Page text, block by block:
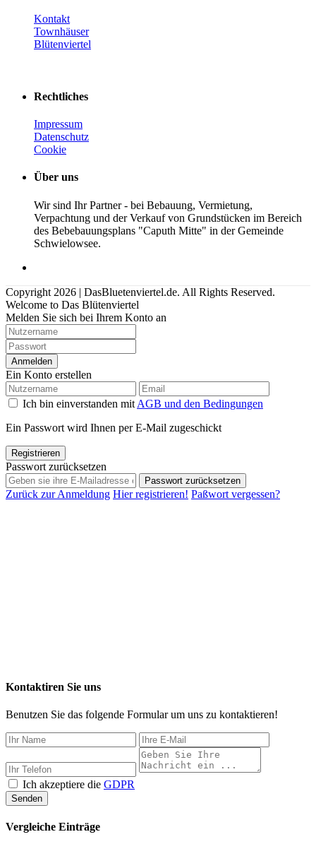
Kontakt
Townhäuser
Blütenviertel
Rechtliches
Impressum
Datenschutz
Cookie
Über uns
Wir sind Ihr Partner - bei Bebauung, Vermietung,
Verpachtung und der Verkauf von Grundstücken im Bereich
des Bebebauungsplans "Caputh Mitte" in der Gemeinde
Schwielowsee.
Copyright 2026 | DasBluetenviertel.de. All Rights Reserved.
Welcome to Das Blütenviertel
Melden Sie sich bei Ihrem Konto an
Anmelden
Ein Konto erstellen
Ich bin einverstanden mit AGB und den Bedingungen
Ein Passwort wird Ihnen per E-Mail zugeschickt
Registrieren
Passwort zurücksetzen
Passwort zurücksetzen
Zurück zur Anmeldung Hier registrieren! Paßwort vergessen?
Kontaktiren Sie uns
Benutzen Sie das folgende Formular um uns zu kontaktieren!
Ich akzeptiere die GDPR
Senden
Vergleiche Einträge